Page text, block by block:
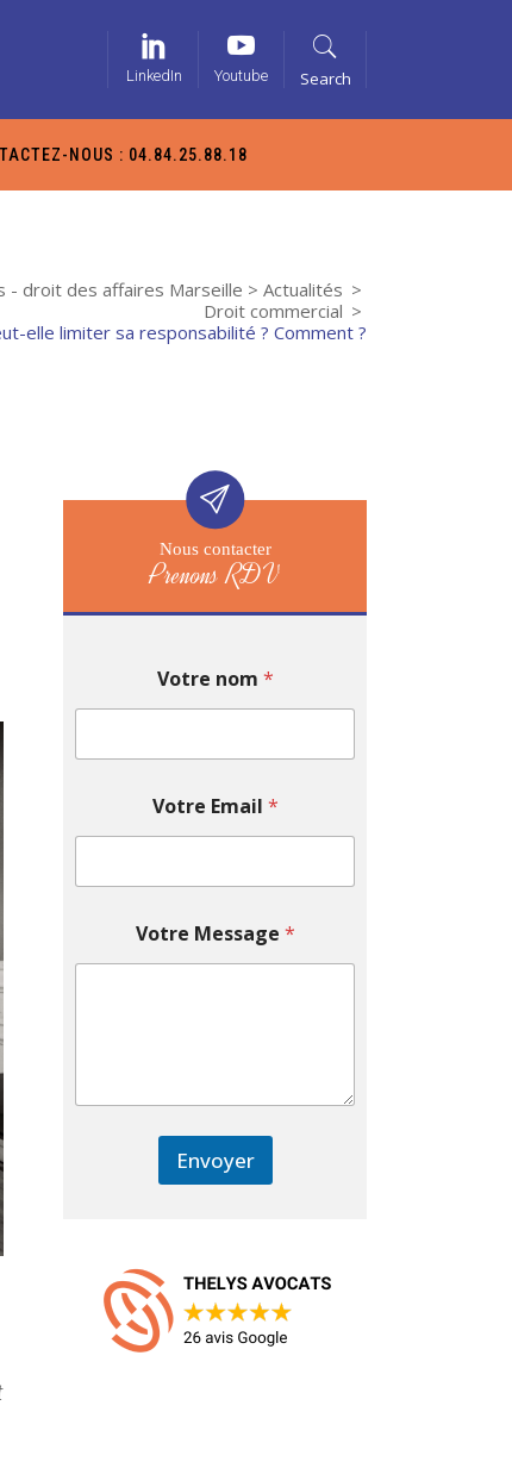
LinkedIn Youtube Search
NOUS : 04.84.25.88.18
- droit des affaires Marseille > Actualités >
Droit commercial >
elle limiter sa responsabilité ? Comment ?
Nous contacter
Prenons RDV
Votre nom *
Votre Email *
Votre Message *
Envoyer